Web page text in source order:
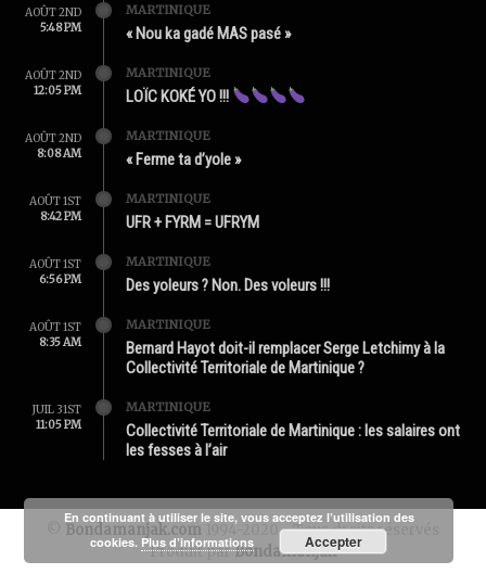
AOÛT 2ND
5:48 PM
MARTINIQUE
« Nou ka gadé MAS pasé »
AOÛT 2ND
12:05 PM
MARTINIQUE
LOÏC KOKÉ YO !!!
AOÛT 2ND
8:08 AM
MARTINIQUE
« Ferme ta d’yole »
AOÛT 1ST
8:42 PM
MARTINIQUE
UFR + FYRM = UFRYM
AOÛT 1ST
6:56 PM
MARTINIQUE
Des yoleurs ? Non. Des voleurs !!!
AOÛT 1ST
8:35 AM
MARTINIQUE
Bernard Hayot doit-il remplacer Serge Letchimy à la
Collectivité Territoriale de Martinique ?
JUIL 31ST
11:05 PM
MARTINIQUE
Collectivité Territoriale de Martinique : les salaires ont
les fesses à l’air
Bondamanjak.com 1994-2020 - Tous droits réservés
Produit parBondamanjak
En continuant à utiliser le site, vous acceptez l’utilisation des
cookies. Plus d’informations Accepter